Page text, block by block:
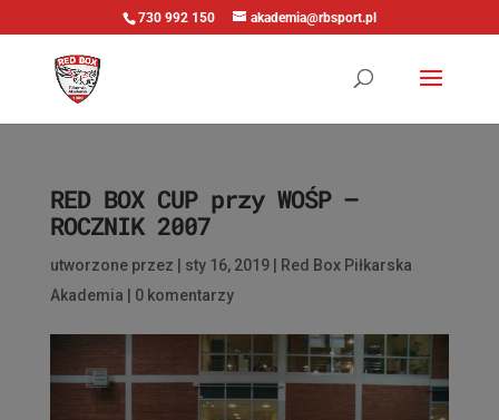
730 992 150 akademia@rbsport.pl
RED BOX CUP przy WOŚP –
ROCZNIK 2007
utworzone przez sty 16, 2019|
Red Box Piłkarska
Akademia
0 komentarzy